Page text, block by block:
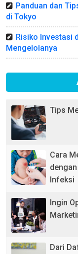
Panduan dan
di Tokyo
Risiko Investasi
Mengelolanya
Tips
Cara
Infeksi
Ingin
Dari